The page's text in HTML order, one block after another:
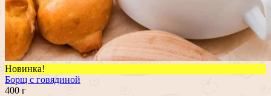
Новинка!
Борщ с говядиной
400 г